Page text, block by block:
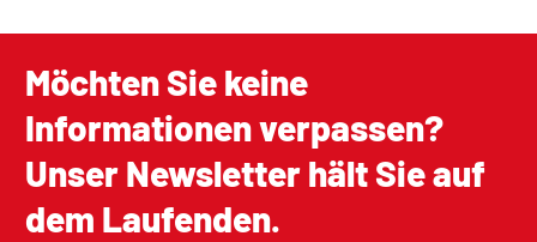
Möchten Sie keine
Informationen verpassen?
Unser Newsletter hält Sie auf
dem Laufenden.